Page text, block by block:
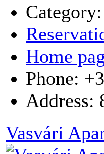
Home
Phone:
Address:
Vasvári